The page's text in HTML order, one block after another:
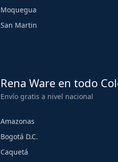
Moquegua
San Martin
Rena Ware en todo
Envío gratis a nivel nacional
Amazonas
Bogotá D.C.
Caquetá